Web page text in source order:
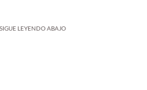
LEYENDO ABAJO